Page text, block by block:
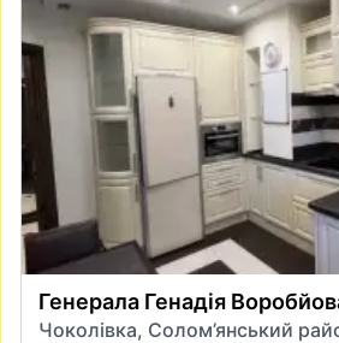
Генерала Генадія
Чоколівка, Солом’янський